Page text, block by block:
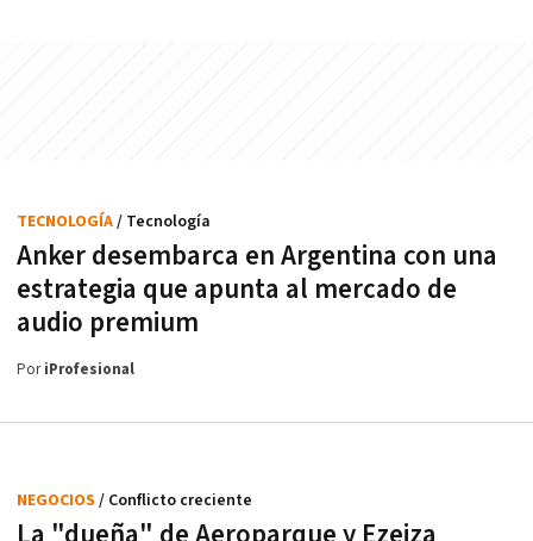
Anker desembarca en Argentina con una
estrategia que apunta al mercado de
audio premium
TECNOLOGÍA/ Tecnología
PoriProfesional
NEGOCIOS / Conflicto creciente